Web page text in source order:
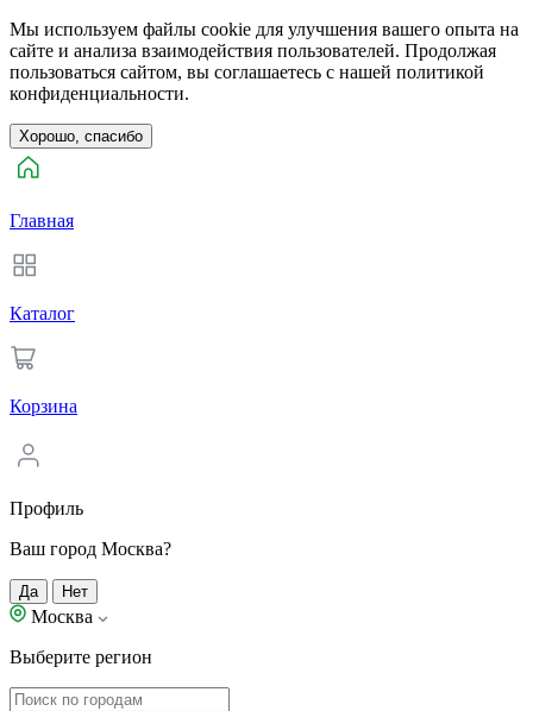
Мы используем файлы cookie для улучшения вашего опыта на
сайте и анализа взаимодействия пользователей. Продолжая
пользоваться сайтом, вы соглашаетесь с нашей политикой
конфиденциальности.
Хорошо, спасибо
Главная
Каталог
Корзина
Профиль
Ваш город Москва?
Да Нет
Москва
Выберите регион